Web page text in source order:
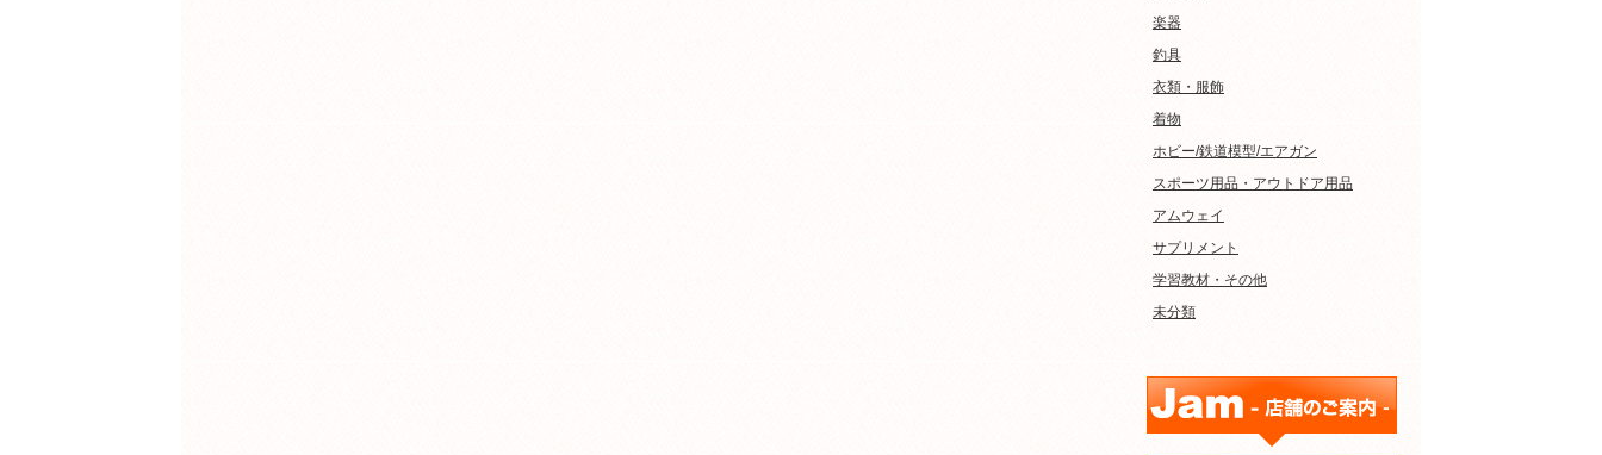
楽器
釣具
衣類・服飾
着物
ホビー/鉄道模型/エアガン
スポーツ用品・アウトドア用品
アムウェイ
サプリメント
学習教材・その他
未分類